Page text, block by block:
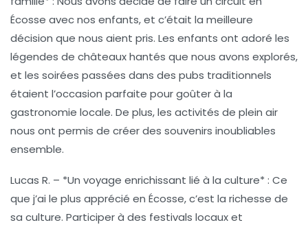
Écosse avec nos enfants, et c’était la meilleure
décision que nous aient pris. Les enfants ont adoré les
légendes de châteaux hantés que nous avons explorés,
et les soirées passées dans des pubs traditionnels
étaient l’occasion parfaite pour goûter à la
gastronomie locale. De plus, les activités de plein air
nous ont permis de créer des souvenirs inoubliables
ensemble.
Lucas R. – *Un voyage enrichissant lié à la culture* : Ce
que j’ai le plus apprécié en Écosse, c’est la richesse de
sa culture. Participer à des festivals locaux et